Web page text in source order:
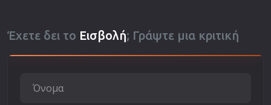
Έχετε δει το Εισβολή; Γράψτε μια κριτική